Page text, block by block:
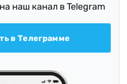
наш канал в Telegram
в Телеграмме